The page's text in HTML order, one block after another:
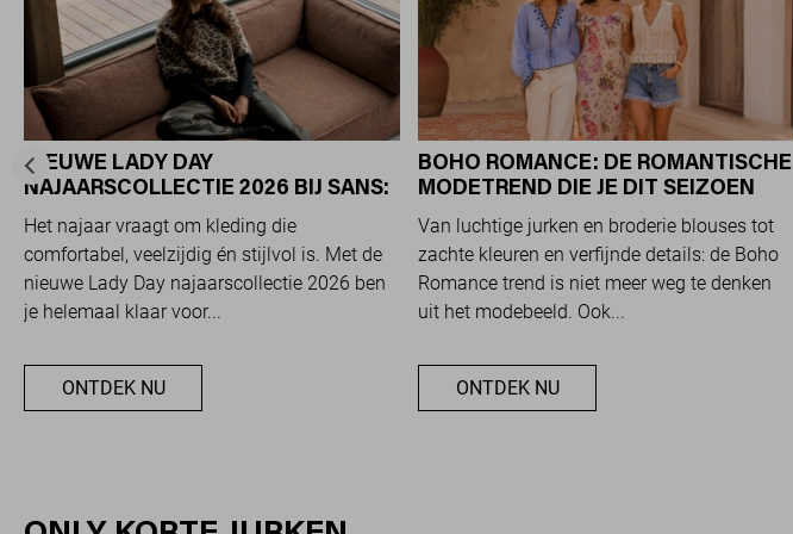
NIEUWE LADY DAY
NAJAARSCOLLECTIE 2026 BIJ SANS:
STIJL EN COMFORT IN
TRAVELKWALITEIT
Het najaar vraagt om kleding die
comfortabel, veelzijdig én stijlvol is. Met de
nieuwe Lady Day najaarscollectie 2026 ben
je helemaal klaar voor...
ONTDEK NU
BOHO ROMANCE: DE ROMANTISCHE
MODETREND DIE JE DIT SEIZOEN
OVERAL ZIET
Van luchtige jurken en broderie blouses tot
zachte kleuren en verfijnde details: de Boho
Romance trend is niet meer weg te denken
uit het modebeeld. Ook...
ONTDEK NU